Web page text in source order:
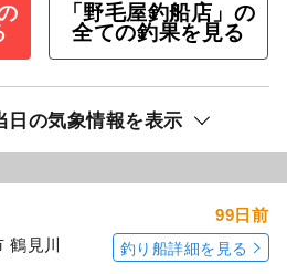
「野毛屋釣船店」の
全ての釣果を見る
日の気象情報を表示
鶴見川
99日前
釣り船詳細を見る